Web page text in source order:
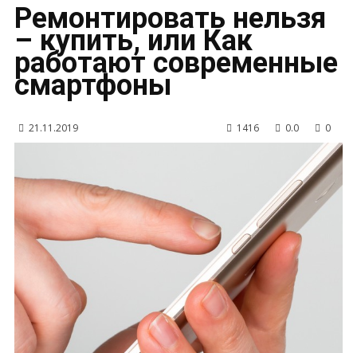
Ремонтировать нельзя
– купить, или Как
работают современные
смартфоны
21.11.2019 1416 0.0 0